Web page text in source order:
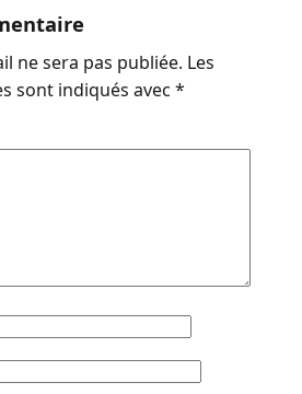
ne sera pas publiée. Les
sont indiqués avec *